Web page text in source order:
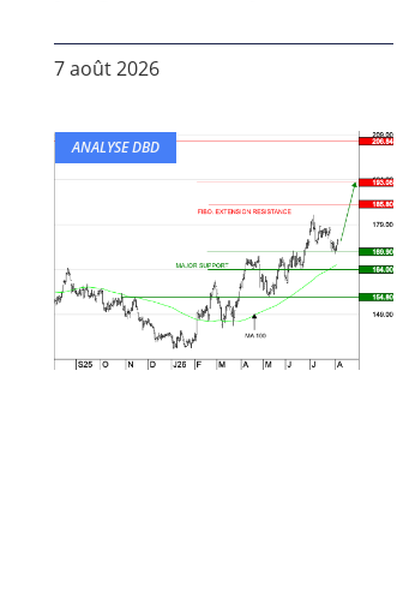
7 août 2026
ANALYSE DBD